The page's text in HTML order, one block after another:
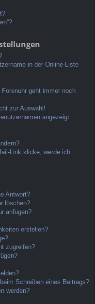
in der Online-Liste
geht immer noch
zur Auswahl!
angezeigt
Link klicke, werde ich
Antwort?
löschen?
anfügen?
erstellen?
zugreifen?
Schreiben eines Beitrags?
werden?